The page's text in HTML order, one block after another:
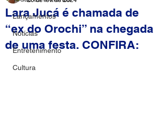
Lançamentos
Notícias
Entretenimento
Cultura
Lara Jucá é chamada de
“ex do Orochi” na chegada
de uma festa. CONFIRA: